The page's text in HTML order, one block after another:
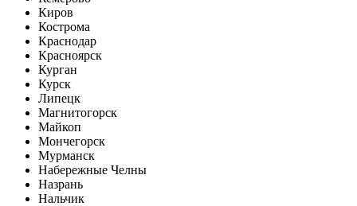
Киров
Кострома
Краснодар
Красноярск
Курган
Курск
Липецк
Магнитогорск
Майкоп
Мончегорск
Мурманск
Набережные Челны
Назрань
Нальчик